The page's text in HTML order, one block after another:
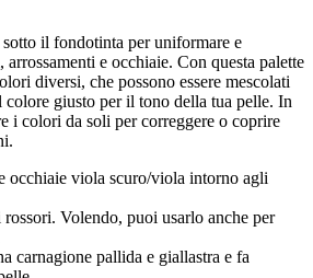
il fondotinta per uniformare e
e occhiaie. Con questa palette
diversi, che possono essere mescolati
giusto per il tono della tua pelle. In
i colori da soli per correggere o coprire
occhiaie viola scuro/viola intorno agli
Volendo, puoi usarlo anche per
carnagione pallida e giallastra e fa